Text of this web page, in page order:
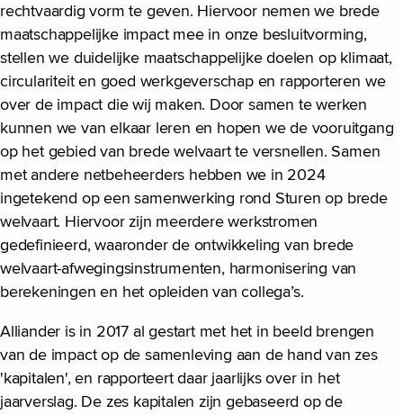
rechtvaardig vorm te geven. Hiervoor nemen we brede
maatschappelijke impact mee in onze besluitvorming,
stellen we duidelijke maatschappelijke doelen op klimaat,
circulariteit en goed werkgeverschap en rapporteren we
over de impact die wij maken. Door samen te werken
kunnen we van elkaar leren en hopen we de vooruitgang
op het gebied van brede welvaart te versnellen. Samen
met andere netbeheerders hebben we in 2024
ingetekend op een samenwerking rond Sturen op brede
welvaart. Hiervoor zijn meerdere werkstromen
gedefinieerd, waaronder de ontwikkeling van brede
welvaart-afwegingsinstrumenten, harmonisering van
berekeningen en het opleiden van collega’s.
Alliander is in 2017 al gestart met het in beeld brengen
van de impact op de samenleving aan de hand van zes
'kapitalen', en rapporteert daar jaarlijks over in het
jaarverslag. De zes kapitalen zijn gebaseerd op de